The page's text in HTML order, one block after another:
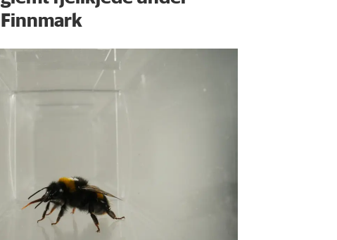
Finnmark